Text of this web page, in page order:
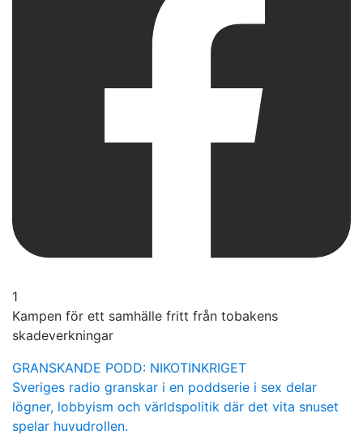
1
Kampen för ett samhälle fritt från tobakens
skadeverkningar
GRANSKANDE PODD: NIKOTINKRIGET
Sveriges radio granskar i en poddserie i sex delar
lögner, lobbyism och världspolitik där det vita snuset
spelar huvudrollen.